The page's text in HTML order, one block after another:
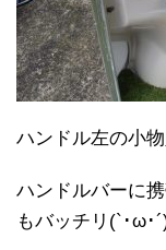
ハンドル左の小
ハンドルバーに
もバッチリ(`･ω･